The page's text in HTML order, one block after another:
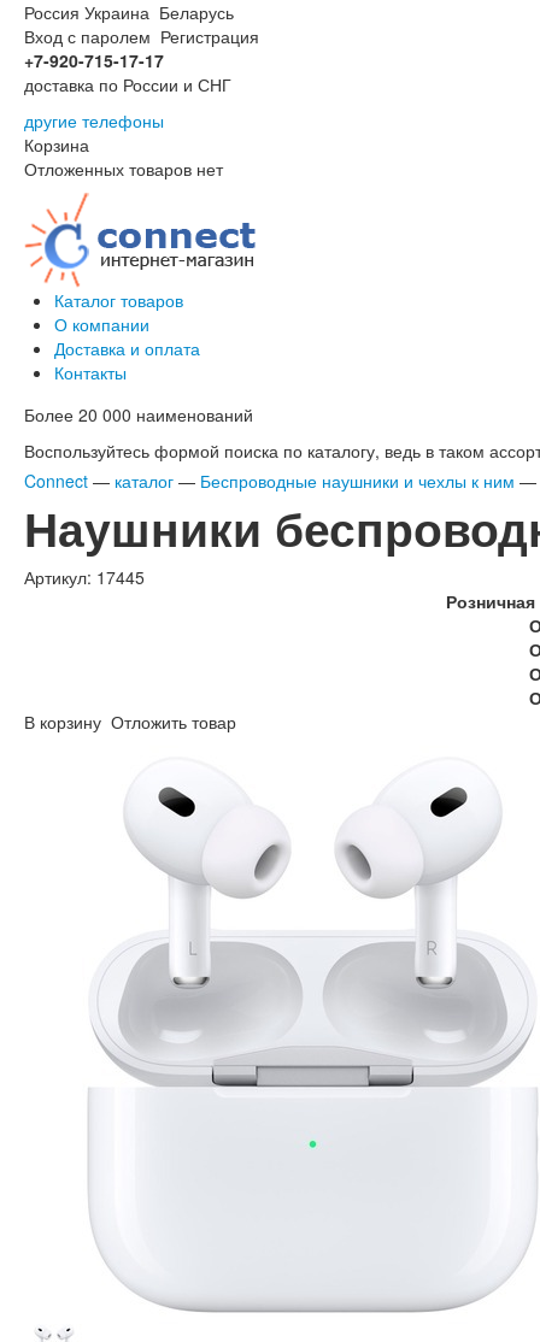
Россия Украина Беларусь
Вход с паролем Регистрация
+7-920-715-17-17
доставка по России и СНГ
другие телефоны
Корзина
Отложенных товаров нет
Каталог товаров
О компании
Доставка и оплата
Контакты
Более 20 000 наименований
Воспользуйтесь формой поиска по каталогу, ведь в таком
Connect — каталог — Беспроводные наушники и чехлы к ним —
Наушники
Артикул: 17445
В корзину Отложить товар